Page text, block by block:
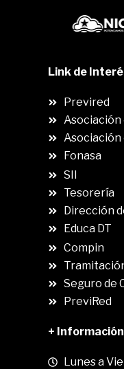
Link de
Previred
Asociación
Asociación
Fonasa
SII
Tesorería
Dirección
Educa DT
Compin
Seguro de
PreviRed
+ Información
Lunes a